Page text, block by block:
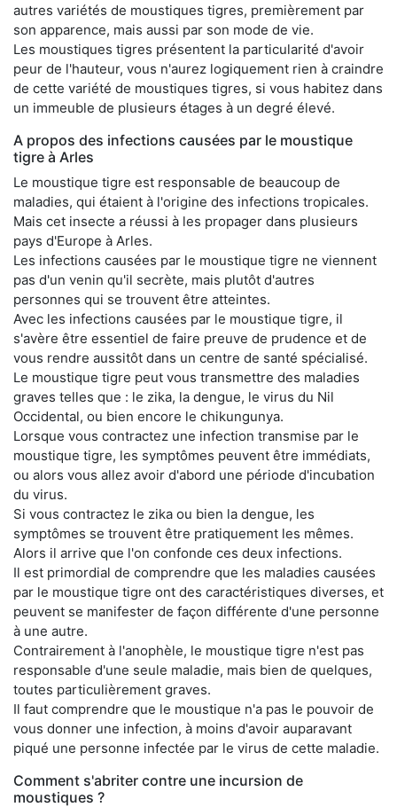
autres variétés de moustiques tigres, premièrement par
son apparence, mais aussi par son mode de vie.
Les moustiques tigres présentent la particularité d'avoir
peur de l'hauteur, vous n'aurez logiquement rien à craindre
de cette variété de moustiques tigres, si vous habitez dans
un immeuble de plusieurs étages à un degré élevé.
A propos des infections causées par le moustique
tigre à Arles
Le moustique tigre est responsable de beaucoup de
maladies, qui étaient à l'origine des infections tropicales.
Mais cet insecte a réussi à les propager dans plusieurs
pays d'Europe à Arles.
Les infections causées par le moustique tigre ne viennent
pas d'un venin qu'il secrète, mais plutôt d'autres
personnes qui se trouvent être atteintes.
Avec les infections causées par le moustique tigre, il
s'avère être essentiel de faire preuve de prudence et de
vous rendre aussitôt dans un centre de santé spécialisé.
Le moustique tigre peut vous transmettre des maladies
graves telles que : le zika, la dengue, le virus du Nil
Occidental, ou bien encore le chikungunya.
Lorsque vous contractez une infection transmise par le
moustique tigre, les symptômes peuvent être immédiats,
ou alors vous allez avoir d'abord une période d'incubation
du virus.
Si vous contractez le zika ou bien la dengue, les
symptômes se trouvent être pratiquement les mêmes.
Alors il arrive que l'on confonde ces deux infections.
Il est primordial de comprendre que les maladies causées
par le moustique tigre ont des caractéristiques diverses, et
peuvent se manifester de façon différente d'une personne
à une autre.
Contrairement à l'anophèle, le moustique tigre n'est pas
responsable d'une seule maladie, mais bien de quelques,
toutes particulièrement graves.
Il faut comprendre que le moustique n'a pas le pouvoir de
vous donner une infection, à moins d'avoir auparavant
piqué une personne infectée par le virus de cette maladie.
Comment s'abriter contre une incursion de
moustiques ?